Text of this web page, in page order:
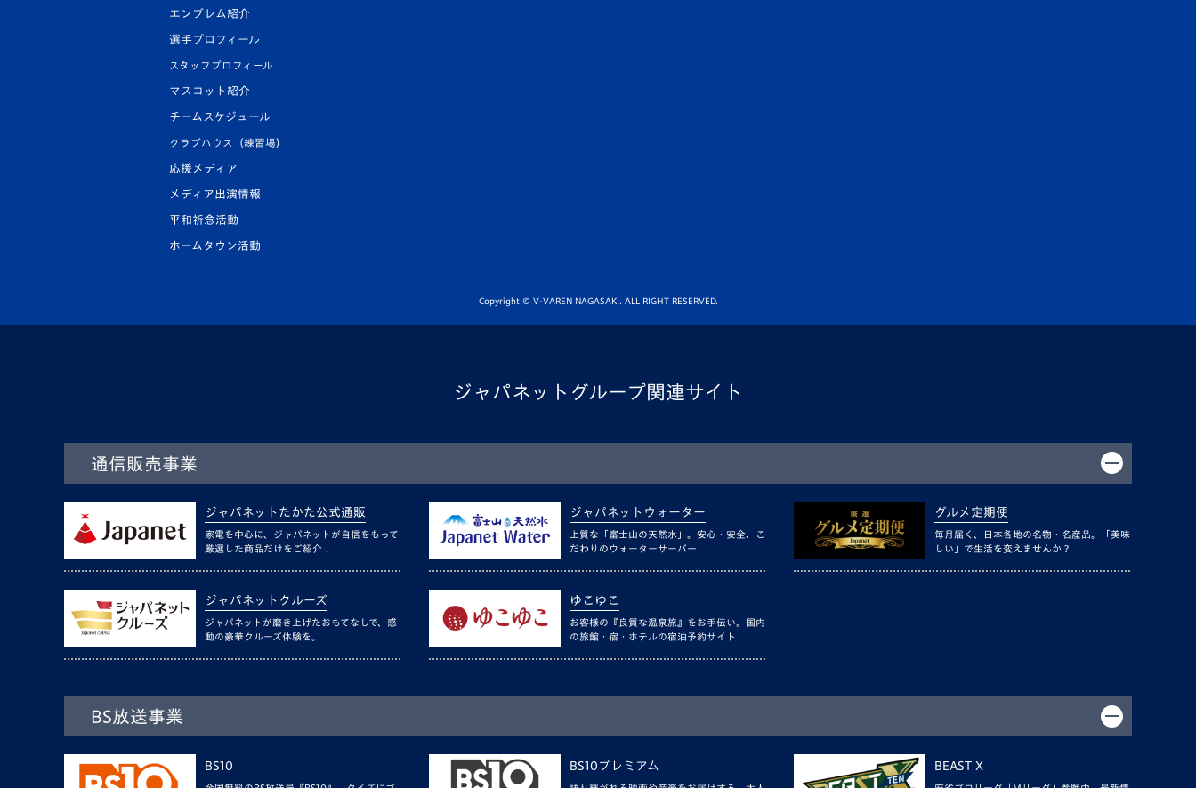
エンブレム紹介
選手プロフィール
スタッフプロフィール
マスコット紹介
チームスケジュール
クラブハウス（練習場）
応援メディア
メディア出演情報
平和祈念活動
ホームタウン活動
Copyright © V-VAREN NAGASAKI. ALL RIGHT RESERVED.
ジャパネットグループ関連サイト
通信販売事業
ジャパネットたかた公式通販
家電を中心に、ジャパネットが自信をもって
厳選した商品だけをご紹介！
ジャパネットウォーター
上質な「富士山の天然水」。安心・安全、こ
だわりのウォーターサーバー
グルメ定期便
毎月届く、日本各地の名物・名産品。「美味
しい」で生活を変えませんか？
ジャパネットクルーズ
ジャパネットが磨き上げたおもてなしで、感
動の豪華クルーズ体験を。
ゆこゆこ
お客様の『良質な温泉旅』をお手伝い。国内
の旅館・宿・ホテルの宿泊予約サイト
BS放送事業
BS10 BS10プレミアム BEAST X